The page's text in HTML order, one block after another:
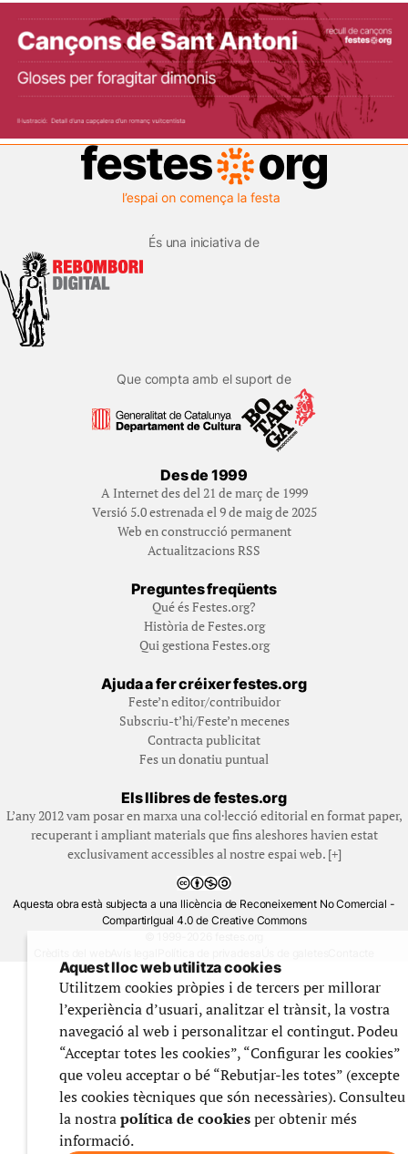
És una iniciativa de
Que compta amb el suport de
Des de 1999
A Internet des del 21 de març de 1999
Versió 5.0 estrenada el 9 de maig de 2025
Web en construcció permanent
Actualitzacions RSS
Preguntes freqüents
Qué és Festes.org?
Història de Festes.org
Qui gestiona Festes.org
Ajuda a fer créixer festes.org
Feste’n editor/contribuidor
Subscriu-t’hi/Feste’n mecenes
Contracta publicitat
Fes un donatiu puntual
Els llibres de festes.org
L’any 2012 vam posar en marxa una col·lecció editorial en format paper,
recuperant i ampliant materials que fins aleshores havien estat
exclusivament accessibles al nostre espai web. [+]
Aquesta obra està subjecta a una llicència de Reconeixement No Comercial -
CompartirIgual 4.0 de Creative Commons
Aquest lloc web utilitza cookies
Utilitzem cookies pròpies i de tercers per millorar
l’experiència d’usuari, analitzar el trànsit, la vostra
navegació al web i personalitzar el contingut. Podeu
“Acceptar totes les cookies”, “Configurar les cookies”
que voleu acceptar o bé “Rebutjar-les totes” (excepte
les cookies tècniques que són necessàries). Consulteu
la nostrapolítica de cookiesper obtenir més
informació.